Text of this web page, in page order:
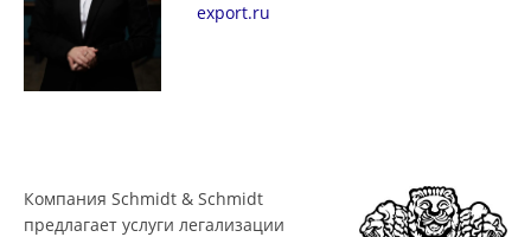
export.ru
Компания Schmidt & Schmidt
предлагает услуги легализации